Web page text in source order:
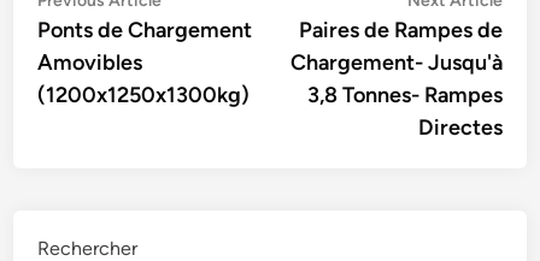
de
l’article
article:
Ponts de Chargement
Amovibles
(1200x1250x1300kg)
Paires de Rampes de
Chargement- Jusqu'à
3,8 Tonnes- Rampes
Directes
Rechercher